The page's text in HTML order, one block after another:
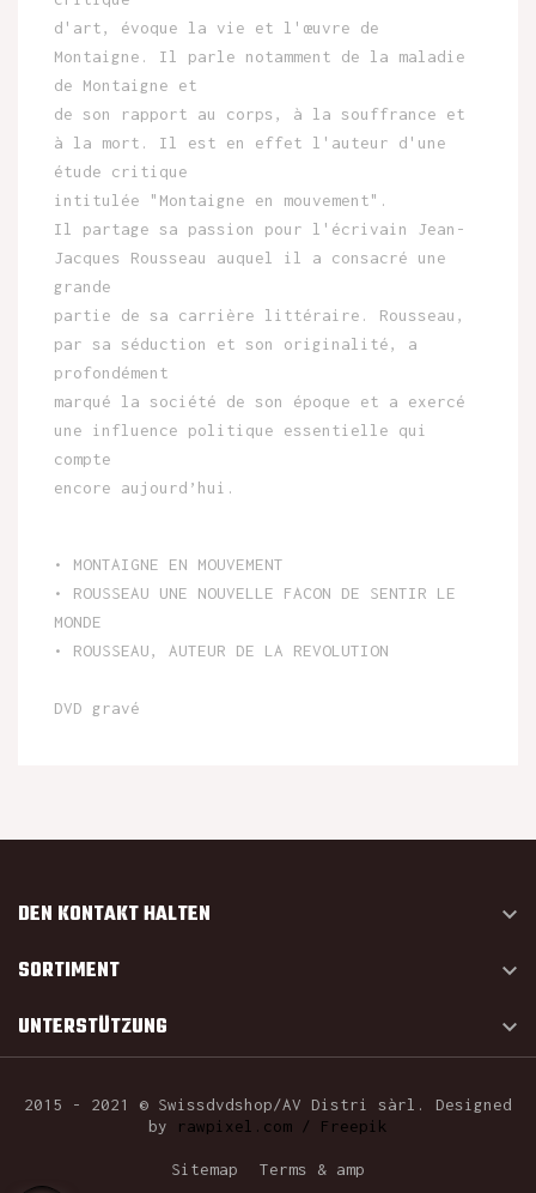
d'art, évoque la vie et l'œuvre de
Montaigne. Il parle notamment de la maladie
de Montaigne et
de son rapport au corps, à la souffrance et
à la mort. Il est en effet l'auteur d'une
étude critique
intitulée "Montaigne en mouvement".
Il partage sa passion pour l'écrivain Jean-
Jacques Rousseau auquel il a consacré une
grande
partie de sa carrière littéraire. Rousseau,
par sa séduction et son originalité, a
profondément
marqué la société de son époque et a exercé
une influence politique essentielle qui
compte
encore aujourd’hui.
• MONTAIGNE EN MOUVEMENT
• ROUSSEAU UNE NOUVELLE FACON DE SENTIR LE
MONDE
• ROUSSEAU, AUTEUR DE LA REVOLUTION
DVD gravé
DEN KONTAKT HALTEN 
SORTIMENT 
UNTERSTÜTZUNG 
2015 - 2021 © Swissdvdshop/AV Distri sàrl. Designed
by
rawpixel.com / Freepik
Sitemap Terms & amp